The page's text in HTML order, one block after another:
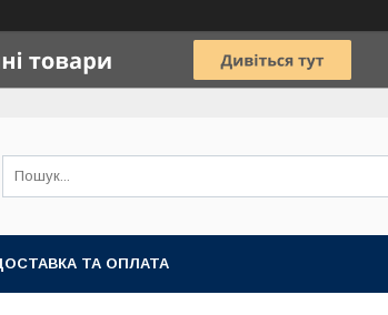
ТА ОПЛАТА